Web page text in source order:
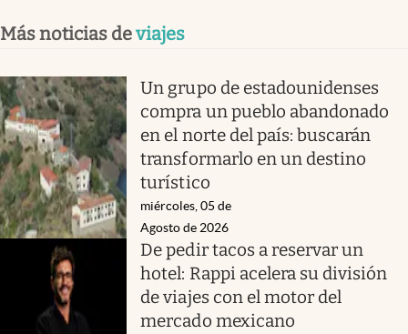
Más noticias deviajes
Un grupo de estadounidenses
compra un pueblo abandonado
en el norte del país: buscarán
transformarlo en un destino
turístico
miércoles, 05 de
Agosto de 2026
De pedir tacos a reservar un
hotel: Rappi acelera su división
de viajes con el motor del
mercado mexicano